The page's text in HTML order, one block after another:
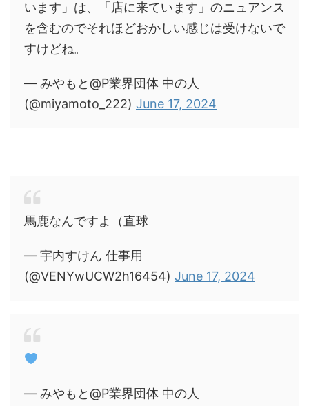
います」は、「店に来ています」のニュアンス
を含むのでそれほどおかしい感じは受けないで
すけどね。
— みやもと@P業界団体 中の人
(@miyamoto_222) June 17, 2024
馬鹿なんですよ（直球
— 宇内すけん 仕事用
(@VENYwUCW2h16454) June 17, 2024
— みやもと@P業界団体 中の人